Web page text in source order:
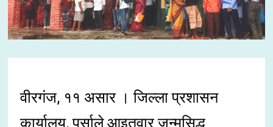
वीरगंज, ११ असार । जिल्ला प्रशासन
कार्यालय, पर्साले आइतवार जन्मसिद्ध